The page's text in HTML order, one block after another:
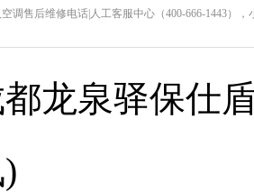
调售后维修电话|人工客服中心（400-666-1443）
龙泉驿保仕